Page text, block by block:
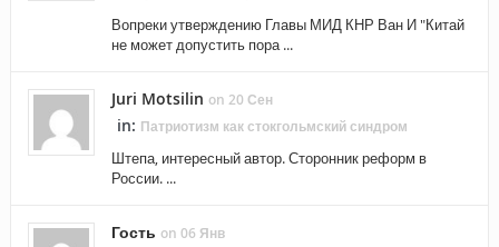
Вопреки утверждению Главы МИД КНР Ван И "Китай
не может допустить пора ...
Juri Motsilin on 20 Сен
in: Патриотизм как стокгольмский синдром
Штепа, интересный автор. Сторонник реформ в
России. ...
Гость on 06 Янв